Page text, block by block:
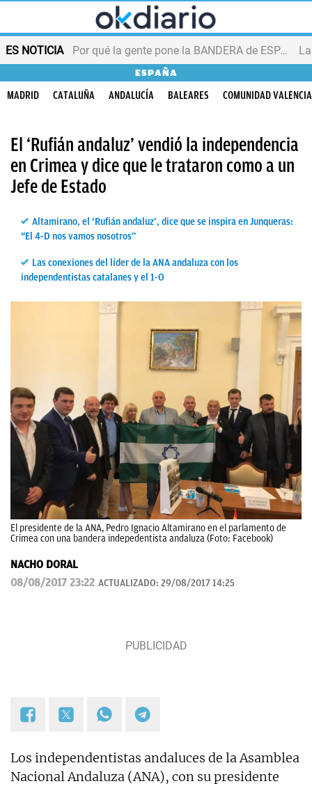
ES NOTICIA Por qué la gente pone la BANDERA de ESPAÑA en el balcón
ESPAÑA
MADRID CATALUÑA ANDALUCÍA BALEARES COMUNIDAD
El ‘Rufián andaluz’ vendió la independencia
en Crimea y dice que le trataron como a un
Jefe de Estado
Altamirano, el ‘Rufián andaluz’, dice que se inspira en Junqueras:
“El 4-D nos vamos nosotros”
Las conexiones del líder de la ANA andaluza con los
independentistas catalanes y el 1-O
El presidente de la ANA, Pedro Ignacio Altamirano en el parlamento de
Crimea con una bandera indepedentista andaluza (Foto: Facebook)
NACHO DORAL
08/08/2017 23:22 ACTUALIZADO: 29/08/2017 14:25
Los independentistas andaluces de la Asamblea
Nacional Andaluza (ANA), con su presidente